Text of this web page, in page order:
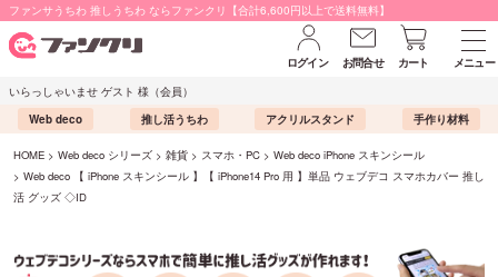
ファンサうちわ 推しうちわ ならファンクリ【合計6,600円以上で送料無料】
ログイン お問合せ カート
メニュー
いらっしゃいませ ゲスト 様（会員）
Web deco
推し活うちわ アクリルスタンド 手作り材料
HOME Web deco シリーズ 雑貨 スマホ・PC
Web deco iPhone スキンシール
Web deco 【 iPhone スキンシール 】【 iPhone14 Pro 用 】単品 ウェブデコ スマホカバー 推し
活 グッズ ◇ID